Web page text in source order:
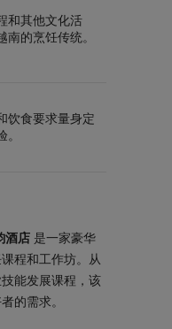
和其他文化活
的烹饪传统。
饮食要求量身定
酒店 是一家豪华
程和工作坊。从
能发展课程，该
的需求。